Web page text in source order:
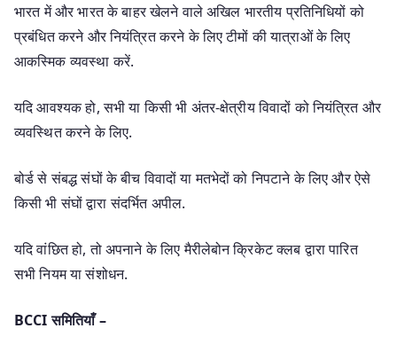
भारत में और भारत के बाहर खेलने वाले अखिल भारतीय प्रतिनिधियों को
प्रबंधित करने और नियंत्रित करने के लिए टीमों की यात्राओं के लिए
आकस्मिक व्यवस्था करें.
यदि आवश्यक हो, सभी या किसी भी अंतर-क्षेत्रीय विवादों को नियंत्रित और
व्यवस्थित करने के लिए.
बोर्ड से संबद्ध संघों के बीच विवादों या मतभेदों को निपटाने के लिए और ऐसे
किसी भी संघों द्वारा संदर्भित अपील.
यदि वांछित हो, तो अपनाने के लिए मैरीलेबोन क्रिकेट क्लब द्वारा पारित
सभी नियम या संशोधन.
BCCI समितियाँ –